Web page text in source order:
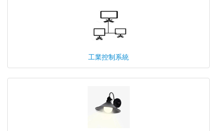
工業控制系統